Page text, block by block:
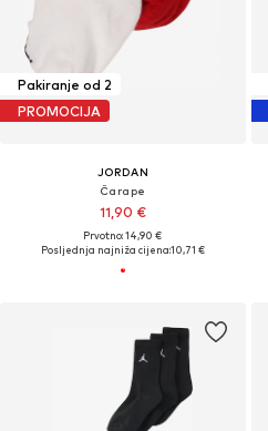
Pakiranje od 2
PROMOCIJA
JORDAN
Čarape
11,90 €
Prvotno: 14,90 €
Posljednja najniža cijena:10,71 €